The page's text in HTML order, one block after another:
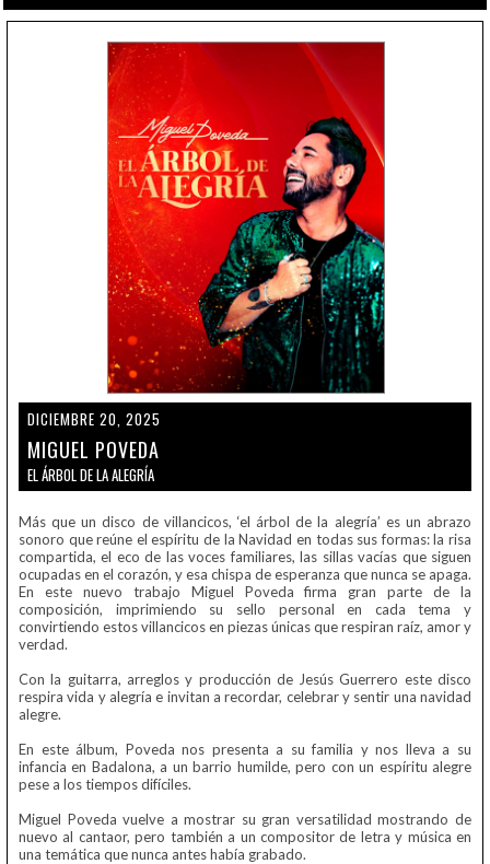
DICIEMBRE 20, 2025
MIGUEL POVEDA
EL ÁRBOL DE LA ALEGRÍA
Más que un disco de villancicos, ‘el árbol de la alegría’ es un abrazo
sonoro que reúne el espíritu de la Navidad en todas sus formas: la risa
compartida, el eco de las voces familiares, las sillas vacías que siguen
ocupadas en el corazón, y esa chispa de esperanza que nunca se apaga.
En este nuevo trabajo Miguel Poveda firma gran parte de la
composición, imprimiendo su sello personal en cada tema y
convirtiendo estos villancicos en piezas únicas que respiran raíz, amor y
verdad.
Con la guitarra, arreglos y producción de Jesús Guerrero este disco
respira vida y alegría e invitan a recordar, celebrar y sentir una navidad
alegre.
En este álbum, Poveda nos presenta a su familia y nos lleva a su
infancia en Badalona, a un barrio humilde, pero con un espíritu alegre
pese a los tiempos difíciles.
Miguel Poveda vuelve a mostrar su gran versatilidad mostrando de
nuevo al cantaor, pero también a un compositor de letra y música en
una temática que nunca antes había grabado.